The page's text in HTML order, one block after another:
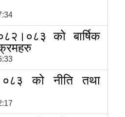
को बार्षिक
को नीति तथा